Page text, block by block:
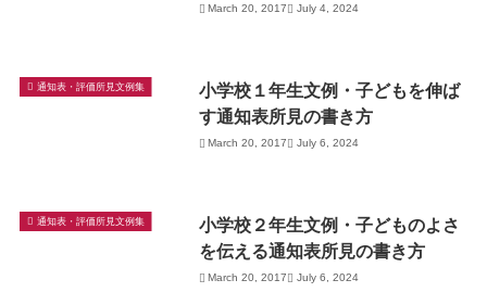
March 20, 2017 July 4, 2024
通知表・評価所見文例集
小学校１年生文例・子どもを伸ば
す通知表所見の書き方
March 20, 2017 July 6, 2024
通知表・評価所見文例集
小学校２年生文例・子どものよさ
を伝える通知表所見の書き方
March 20, 2017 July 6, 2024